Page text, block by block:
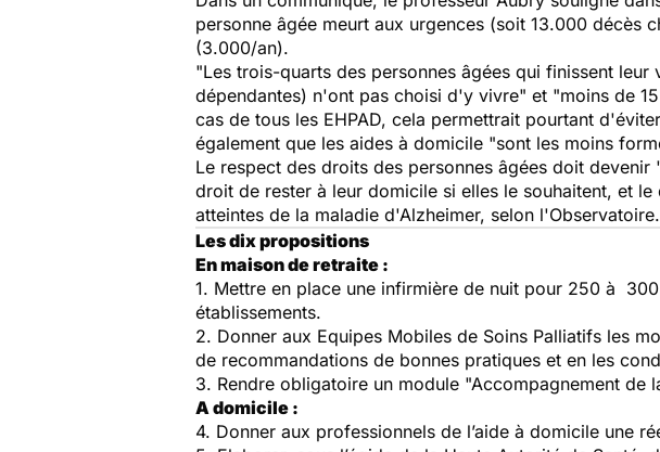
personne âgée meurt aux urgences (soit 13.000 décès
(3.000/an).
"Les trois-quarts des personnes âgées qui finissent leur
dépendantes) n'ont pas choisi d'y vivre" et "moins de
cas de tous les EHPAD, cela permettrait pourtant
également que les aides à domicile "sont les moins
Le respect des droits des personnes âgées doit devenir
droit de rester à leur domicile si elles le souhaitent, et
atteintes de la maladie d'Alzheimer, selon l'Observatoire.
Les dix propositions
En maison de retraite :
1. Mettre en place une infirmière de nuit pour 250 à
établissements.
2. Donner aux Equipes Mobiles de Soins Palliatifs les
de recommandations de bonnes pratiques et en les
3. Rendre obligatoire un module "Accompagnement de
A domicile :
4. Donner aux professionnels de l’aide à domicile une